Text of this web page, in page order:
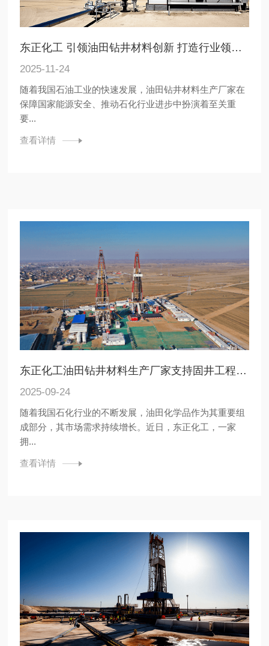
东正化工 引领油田钻井材料创新 打造行业领先品牌
2025-11-24
随着我国石油工业的快速发展，油田钻井材料生产厂家在
保障国家能源安全、推动石化行业进步中扮演着至关重
要...
查看详情
东正化工油田钻井材料生产厂家支持固井工程配套服务 提供定制
2025-09-24
随着我国石化行业的不断发展，油田化学品作为其重要组
成部分，其市场需求持续增长。近日，东正化工，一家
拥...
查看详情